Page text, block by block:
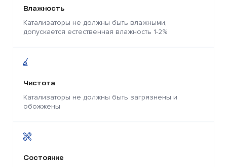
Влажность
Катализаторы не должны быть влажными,
допускается естественная влажность 1-2%
Чистота
Катализаторы не должны быть загрязнены и
обожжены
Состояние